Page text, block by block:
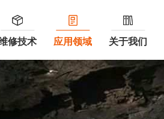
修技术 应用领域 关于我们